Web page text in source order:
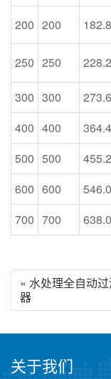
200 200 182.8
250 250 228.2
300 300 273.6
400 400 364.4
500 500 455.2
600 600 546.0
700 700 638.0
« 水处理全自动
器
关于我们